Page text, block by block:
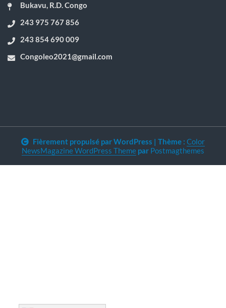
Bukavu, R.D. Congo
243 975 767 856
243 854 690 009
Congoleo2021@gmail.com
Fièrement propulsé par WordPress | Thème : Color
NewsMagazine WordPress Theme par Postmagthemes